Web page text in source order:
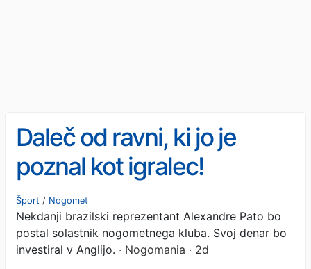
Daleč od ravni, ki jo je
poznal kot igralec!
Alexandre Pato kupuje
klub, odločil se je
investirati v Angliji
Šport / Nogomet
Nekdanji brazilski reprezentant Alexandre Pato bo
postal solastnik nogometnega kluba. Svoj denar bo
investiral v Anglijo. · Nogomania · 2d